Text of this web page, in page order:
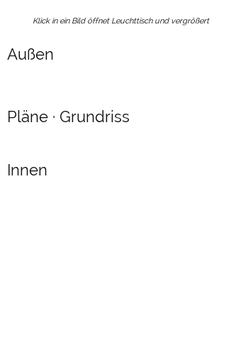
Klick in ein Bild öffnet Leuchttisch und vergrößert
Außen
Pläne · Grundriss
Innen